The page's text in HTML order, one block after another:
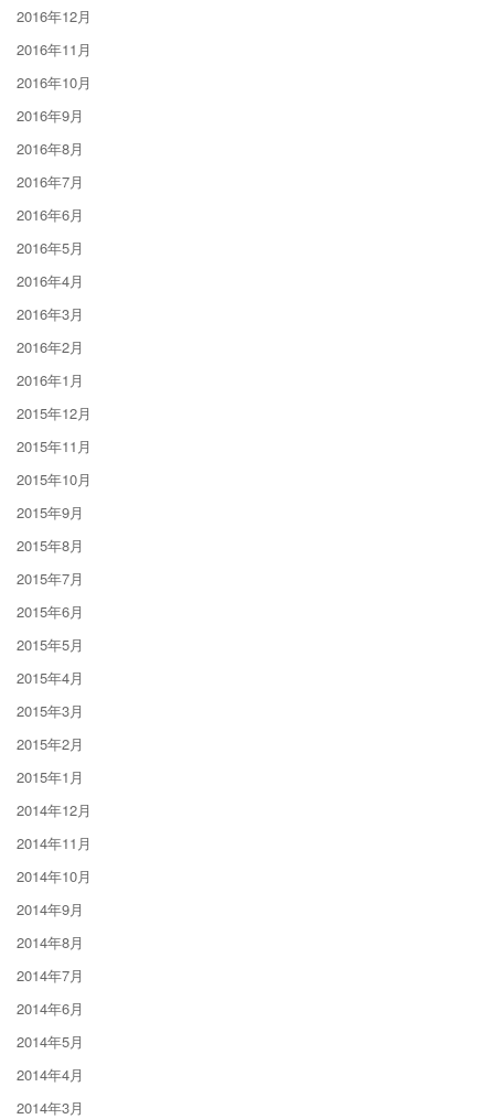
2016年12月
2016年11月
2016年10月
2016年9月
2016年8月
2016年7月
2016年6月
2016年5月
2016年4月
2016年3月
2016年2月
2016年1月
2015年12月
2015年11月
2015年10月
2015年9月
2015年8月
2015年7月
2015年6月
2015年5月
2015年4月
2015年3月
2015年2月
2015年1月
2014年12月
2014年11月
2014年10月
2014年9月
2014年8月
2014年7月
2014年6月
2014年5月
2014年4月
2014年3月